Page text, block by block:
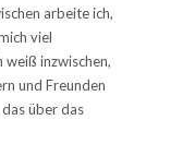
arbeite ich,
viel
weiß inzwischen,
und Freunden
über das